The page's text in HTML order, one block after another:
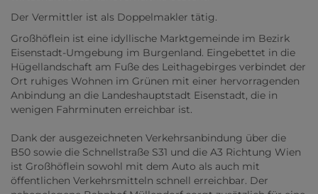
Der Vermittler ist als Doppelmakler tätig.
Großhöflein ist eine idyllische Marktgemeinde im Bezirk
Eisenstadt-Umgebung im Burgenland. Eingebettet in die
Hügellandschaft am Fuße des Leithagebirges verbindet der
Ort ruhiges Wohnen im Grünen mit einer hervorragenden
Anbindung an die Landeshauptstadt Eisenstadt, die in
wenigen Fahrminuten erreichbar ist.
Dank der ausgezeichneten Verkehrsanbindung über die
B50 sowie die Schnellstraße S31 und die A3 Richtung Wien
ist Großhöflein sowohl mit dem Auto als auch mit
öffentlichen Verkehrsmitteln schnell erreichbar. Der